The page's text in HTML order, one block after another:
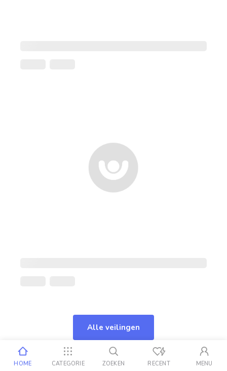
Alle veilingen
HOME CATEGORIE ZOEKEN RECENT MENU